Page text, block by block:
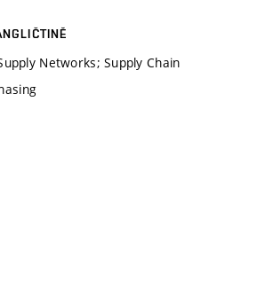
Networks; Supply Chain